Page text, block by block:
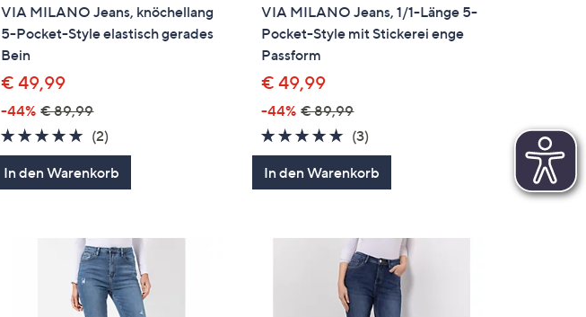
VIA MILANO Jeans, knöchellang
5-Pocket-Style elastisch gerades
Bein
€ 49,99
-44% € 89,99
5.0
von
5
(2)
Bewertungen
In den Warenkorb
VIA MILANO Jeans, 1/1-Länge 5-
Pocket-Style mit Stickerei enge
Passform
€ 49,99
-44% € 89,99
5.0
von
5
(3)
Bewertungen
In den Warenkorb